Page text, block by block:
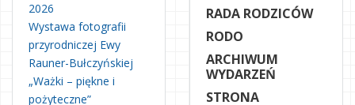
2026
Wystawa fotografii
przyrodniczej Ewy
Rauner-Bułczyńskiej
„Ważki – piękne i
pożyteczne”
RADA RODZICÓW
RODO
ARCHIWUM
WYDARZEŃ
STRONA